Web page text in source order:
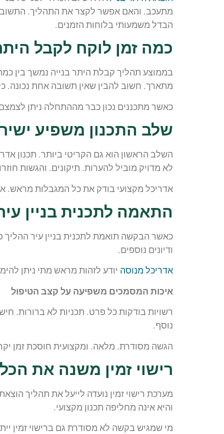
מתעכב. והאם אפשר לקצר את התהליך. התשובה
הבדל משמעותי בלוחות הזמנים.
כמה זמן לוקח לקבל
בממוצע תהליך קבלת היתר בנייה נמשך בין
מתארך. חשוב להבין שאין תשובה אחת נכונה.
כאשר מתכננים נכון כבר מההתחלה ניתן
שלב התכנון משפיע
השלב הראשון הוא גם הקריטי ביותר. תכנון
לא מדויק מוביל להערות. תיקונים. והגשות
אדריכל מקצועי בודק את כל המגבלות מראש.
התאמה לתכנית בניין
כאשר הבקשה תואמת לתכנית בניין עיר
ודיונים נוספים.
אדריכל מנוסה יודע לזהות מראש מתי ניתן
איכות המסמכים משפיעה על קצב הטיפול
רשויות בודקות כל פרט. תכניות לא ברורות.
נוסף.
הגשה מסודרת. מלאה. ומקצועית חוסכת זמן
רישוי זמין משנה את
מערכת רישוי זמין נועדה לייעל את תהליך
והיא אינה מחליפה תכנון מקצועי.
מי שמגיש בקשה לא מסודרת גם ברישוי זמין